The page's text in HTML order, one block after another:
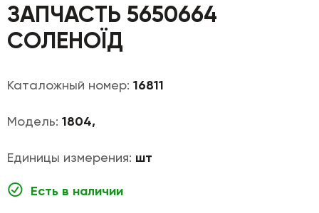
ЗАПЧАСТЬ 5650664
СОЛЕНОЇД
Каталожный номер: 16811
Модель: 1804,
Единицы измерения: шт
Есть в наличии